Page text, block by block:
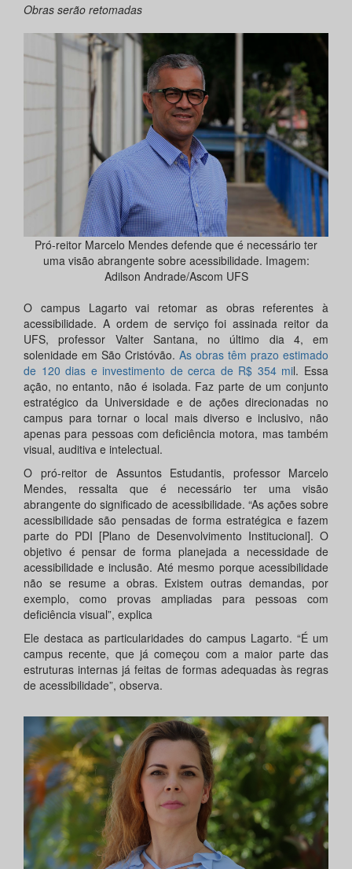
Obras serão retomadas
Pró-reitor Marcelo Mendes defende que é necessário ter
uma visão abrangente sobre acessibilidade. Imagem:
Adilson Andrade/Ascom UFS
O campus Lagarto vai retomar as obras referentes à
acessibilidade. A ordem de serviço foi assinada reitor da
UFS, professor Valter Santana, no último dia 4, em
solenidade em São Cristóvão. As obras têm prazo estimado
de 120 dias e investimento de cerca de R$ 354 mil. Essa
ação, no entanto, não é isolada. Faz parte de um conjunto
estratégico da Universidade e de ações direcionadas no
campus para tornar o local mais diverso e inclusivo, não
apenas para pessoas com deficiência motora, mas também
visual, auditiva e intelectual.
O pró-reitor de Assuntos Estudantis, professor Marcelo
Mendes, ressalta que é necessário ter uma visão
abrangente do significado de acessibilidade. “As ações sobre
acessibilidade são pensadas de forma estratégica e fazem
parte do PDI [Plano de Desenvolvimento Institucional]. O
objetivo é pensar de forma planejada a necessidade de
acessibilidade e inclusão. Até mesmo porque acessibilidade
não se resume a obras. Existem outras demandas, por
exemplo, como provas ampliadas para pessoas com
deficiência visual”, explica
Ele destaca as particularidades do campus Lagarto. “É um
campus recente, que já começou com a maior parte das
estruturas internas já feitas de formas adequadas às regras
de acessibilidade”, observa.